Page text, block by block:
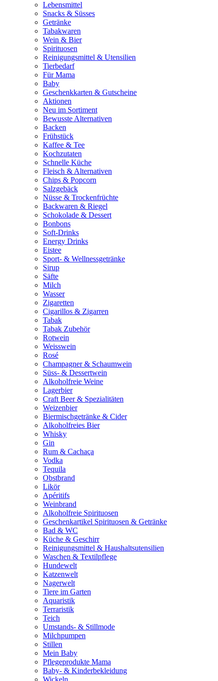
Lebensmittel
Snacks & Süsses
Getränke
Tabakwaren
Wein & Bier
Spirituosen
Reinigungsmittel & Utensilien
Tierbedarf
Für Mama
Baby
Geschenkkarten & Gutscheine
Aktionen
Neu im Sortiment
Bewusste Alternativen
Backen
Frühstück
Kaffee & Tee
Kochzutaten
Schnelle Küche
Fleisch & Alternativen
Chips & Popcorn
Salzgebäck
Nüsse & Trockenfrüchte
Backwaren & Riegel
Schokolade & Dessert
Bonbons
Soft-Drinks
Energy Drinks
Eistee
Sport- & Wellnessgetränke
Sirup
Säfte
Milch
Wasser
Zigaretten
Cigarillos & Zigarren
Tabak
Tabak Zubehör
Rotwein
Weisswein
Rosé
Champagner & Schaumwein
Süss- & Dessertwein
Alkoholfreie Weine
Lagerbier
Craft Beer & Spezialitäten
Weizenbier
Biermischgetränke & Cider
Alkoholfreies Bier
Whisky
Gin
Rum & Cachaça
Vodka
Tequila
Obstbrand
Likör
Apéritifs
Weinbrand
Alkoholfreie Spirituosen
Geschenkartikel Spirituosen & Getränke
Bad & WC
Küche & Geschirr
Reinigungsmittel & Haushaltsutensilien
Waschen & Textilpflege
Hundewelt
Katzenwelt
Nagerwelt
Tiere im Garten
Aquaristik
Terraristik
Teich
Umstands- & Stillmode
Milchpumpen
Stillen
Mein Baby
Pflegeprodukte Mama
Baby- & Kinderbekleidung
Wickeln